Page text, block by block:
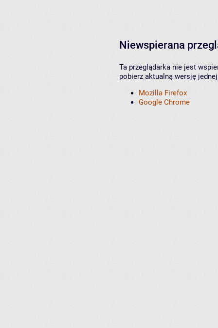
Niewspierana
Ta przeglądarka nie jest
pobierz aktualną wersję
Mozilla Firefox
Google Chrome